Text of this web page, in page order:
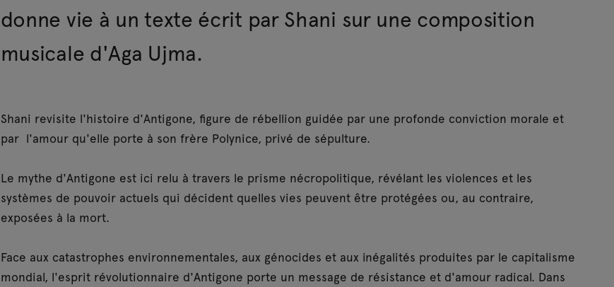
donne vie à un texte écrit par Shani sur une composition
musicale d'Aga Ujma.
Shani revisite l'histoire d'Antigone, figure de rébellion guidée par une profonde conviction morale et
par l'amour qu'elle porte à son frère Polynice, privé de sépulture.
Le mythe d'Antigone est ici relu à travers le prisme nécropolitique, révélant les violences et les
systèmes de pouvoir actuels qui décident quelles vies peuvent être protégées ou, au contraire,
exposées à la mort.
Face aux catastrophes environnementales, aux génocides et aux inégalités produites par le capitalisme
mondial, l'esprit révolutionnaire d'Antigone porte un message de résistance et d'amour radical. Dans